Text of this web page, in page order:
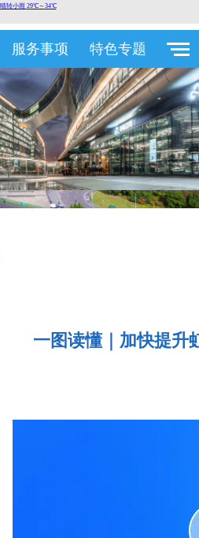
服务事项 特色专题
一图读懂｜​加快提升